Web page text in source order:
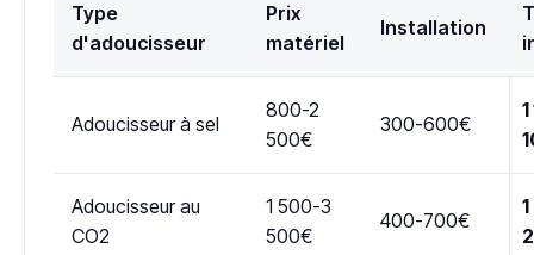
Type
d'adoucisseur
Prix
matériel
Installation
Adoucisseur à sel
800-2
500€
300-600€
Adoucisseur au
CO2
1 500-3
500€
400-700€